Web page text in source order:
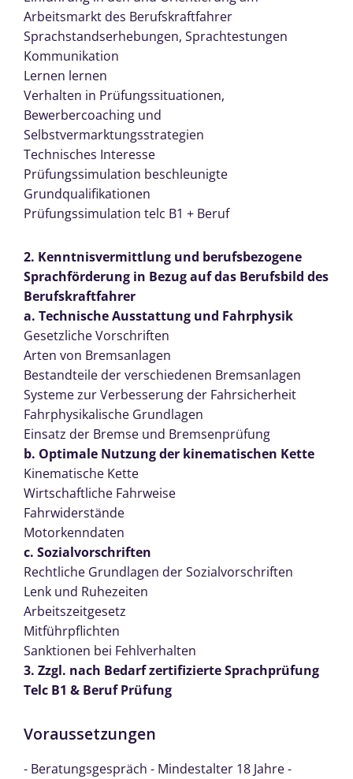
Arbeitsmarkt des Berufskraftfahrer
Sprachstandserhebungen, Sprachtestungen
Kommunikation
Lernen lernen
Verhalten in Prüfungssituationen,
Bewerbercoaching und
Selbstvermarktungsstrategien
Technisches Interesse
Prüfungssimulation beschleunigte
Grundqualifikationen
Prüfungssimulation telc B1 + Beruf
2. Kenntnisvermittlung und berufsbezogene
Sprachförderung in Bezug auf das Berufsbild des
Berufskraftfahrer
a. Technische Ausstattung und Fahrphysik
Gesetzliche Vorschriften
Arten von Bremsanlagen
Bestandteile der verschiedenen Bremsanlagen
Systeme zur Verbesserung der Fahrsicherheit
Fahrphysikalische Grundlagen
Einsatz der Bremse und Bremsenprüfung
b. Optimale Nutzung der kinematischen Kette
Kinematische Kette
Wirtschaftliche Fahrweise
Fahrwiderstände
Motorkenndaten
c. Sozialvorschriften
Rechtliche Grundlagen der Sozialvorschriften
Lenk und Ruhezeiten
Arbeitszeitgesetz
Mitführpflichten
Sanktionen bei Fehlverhalten
3. Zzgl. nach Bedarf zertifizierte Sprachprüfung
Telc B1 & Beruf Prüfung
Voraussetzungen
- Beratungsgespräch - Mindestalter 18 Jahre -